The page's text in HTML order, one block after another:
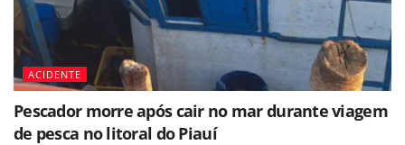
ACIDENTE
Pescador morre após cair no mar durante viagem
de pesca no litoral do Piauí